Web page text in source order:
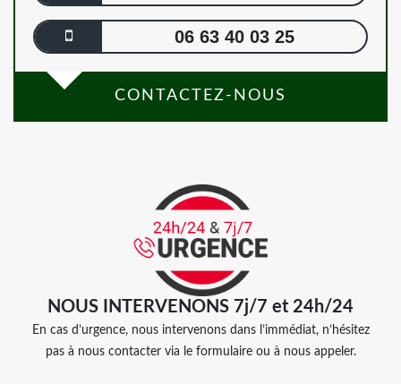
06 63 40 03 25
CONTACTEZ-NOUS
NOUS INTERVENONS 7j/7 et 24h/24
En cas d’urgence, nous intervenons dans l’immédiat, n’hésitez
pas à nous contacter via le formulaire ou à nous appeler.